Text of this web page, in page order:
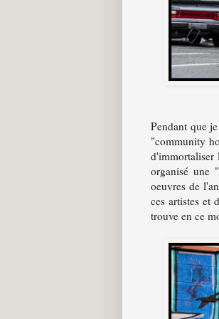
Pendant que
"community
d'immortaliser
organisé une "
oeuvres de
ces artistes et
trouve en ce